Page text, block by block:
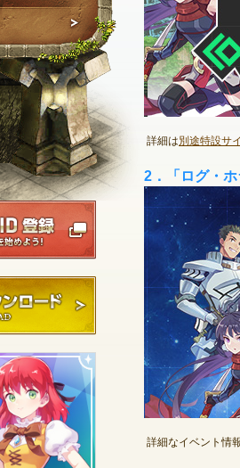
メンテナンス
NEXON ID登録
ゲームダウンロード
詳細は別途特設サ
2．「ログ・
詳細なイベント情